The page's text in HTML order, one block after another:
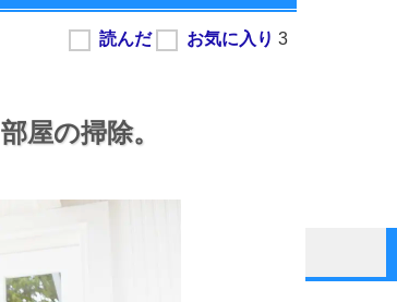
部屋の掃除。